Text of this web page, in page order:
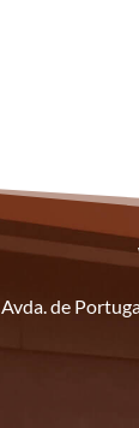
Avda. de